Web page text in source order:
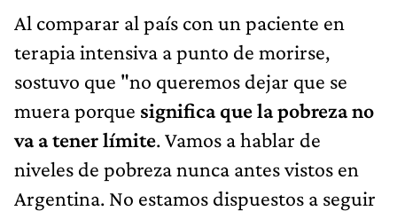
Al comparar al país con un paciente en
terapia intensiva a punto de morirse,
sostuvo que "no queremos dejar que se
muera porque significa que la pobreza no
va a tener límite. Vamos a hablar de
niveles de pobreza nunca antes vistos en
Argentina. No estamos dispuestos a seguir